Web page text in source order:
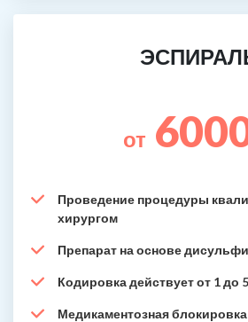
от
Проведение процедуры
хирургом
Препарат на основе
Кодировка действует от 1 до
Медикаментозная